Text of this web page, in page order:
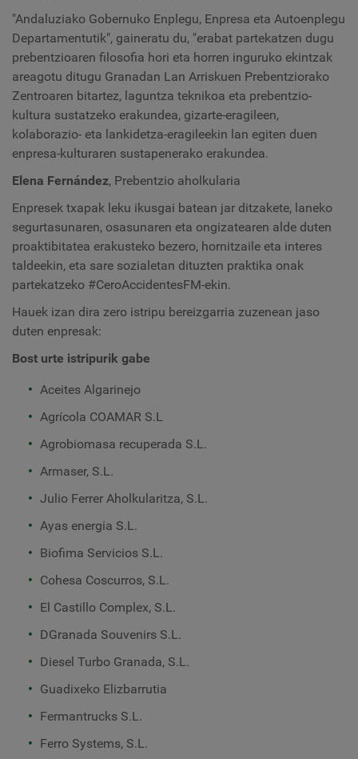
"Andaluziako Gobernuko Enplegu, Enpresa eta Autoenplegu
Departamentutik", gaineratu du, "erabat partekatzen dugu
prebentzioaren filosofia hori eta horren inguruko ekintzak
areagotu ditugu Granadan Lan Arriskuen Prebentziorako
Zentroaren bitartez, laguntza teknikoa eta prebentzio-
kultura sustatzeko erakundea, gizarte-eragileen,
kolaborazio- eta lankidetza-eragileekin lan egiten duen
enpresa-kulturaren sustapenerako erakundea.
Elena Fernández, Prebentzio aholkularia
Enpresek txapak leku ikusgai batean jar ditzakete, laneko
segurtasunaren, osasunaren eta ongizatearen alde duten
proaktibitatea erakusteko bezero, hornitzaile eta interes
taldeekin, eta sare sozialetan dituzten praktika onak
partekatzeko #CeroAccidentesFM-ekin.
Hauek izan dira zero istripu bereizgarria zuzenean jaso
duten enpresak:
Bost urte istripurik gabe
Aceites Algarinejo
Agrícola COAMAR S.L
Agrobiomasa recuperada S.L.
Armaser, S.L.
Julio Ferrer Aholkularitza, S.L.
Ayas energia S.L.
Biofima Servicios S.L.
Cohesa Coscurros, S.L.
El Castillo Complex, S.L.
DGranada Souvenirs S.L.
Diesel Turbo Granada, S.L.
Guadixeko Elizbarrutia
Fermantrucks S.L.
Ferro Systems, S.L.